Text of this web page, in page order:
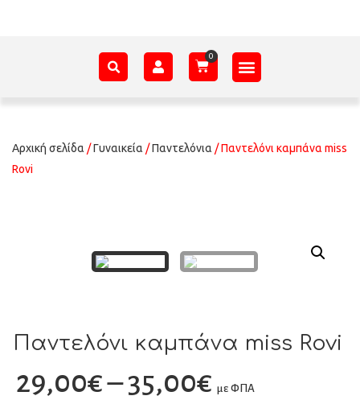
Αρχική σελίδα /Γυναικεία /Παντελόνια / Παντελόνι καμπάνα miss
Rovi
Παντελόνι καμπάνα miss Rovi
29,00€–35,00€ με ΦΠΑ